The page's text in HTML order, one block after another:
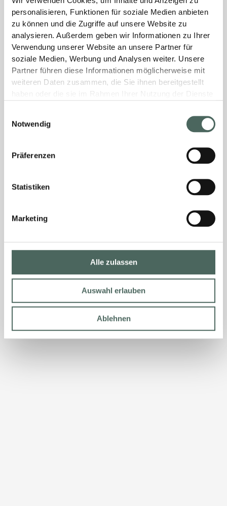
personalisieren, Funktionen für soziale Medien anbieten
zu können und die Zugriffe auf unsere Website zu
analysieren. Außerdem geben wir Informationen zu Ihrer
Verwendung unserer Website an unsere Partner für
soziale Medien, Werbung und Analysen weiter. Unsere
Partner führen diese Informationen möglicherweise mit
weiteren Daten zusammen, die Sie ihnen bereitgestellt
Notwendig
Präferenzen
Statistiken
Marketing
Alle zulassen
Auswahl erlauben
Ablehnen